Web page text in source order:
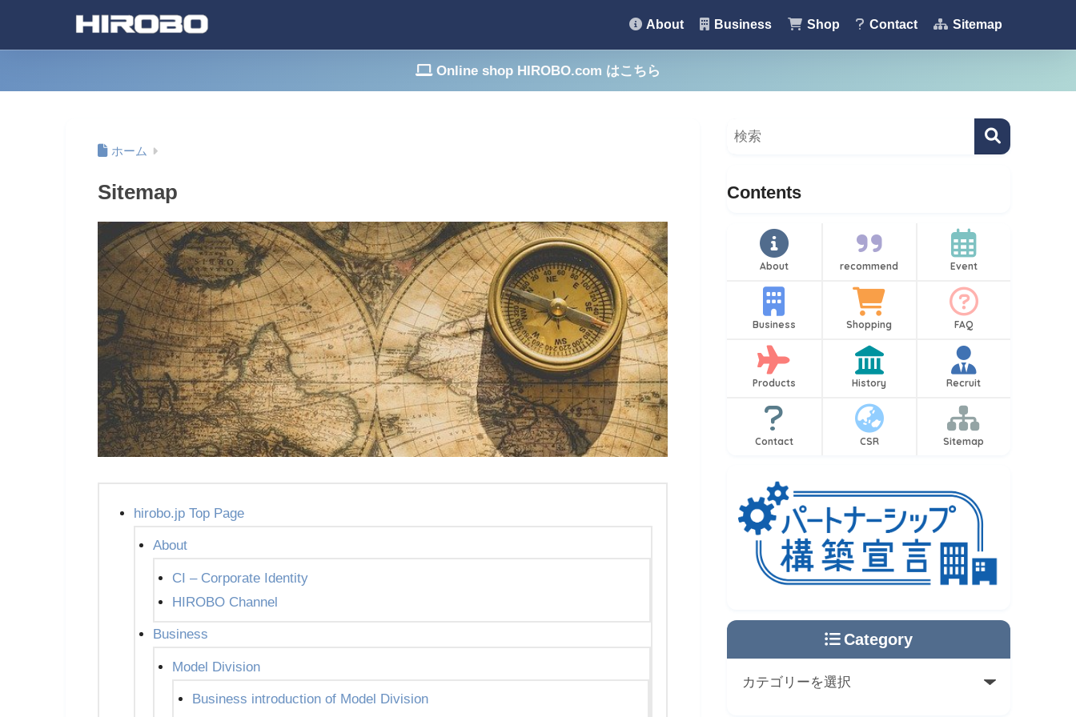
About Business Shop Contact Sitemap
Online shop HIROBO.com はこちら
ホーム
Sitemap
hirobo.jp Top Page
About
CI – Corporate Identity
HIROBO Channel
Business
Model Division
Business introduction of Model Division
Contents
About recommend Event
Business Shopping FAQ
Products History Recruit
Contact CSR Sitemap
Category